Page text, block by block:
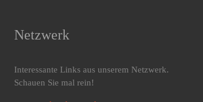
Netzwerk
Interessante Links aus unserem Netzwerk.
Schauen Sie mal rein!